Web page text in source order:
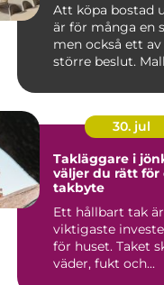
Att köpa bostad
är för många en
men också ett
större beslut.
30. jul
Takläggare i
väljer du rätt
takbyte
Ett hållbart tak
viktigaste
för huset. Taket
väder, fukt och...